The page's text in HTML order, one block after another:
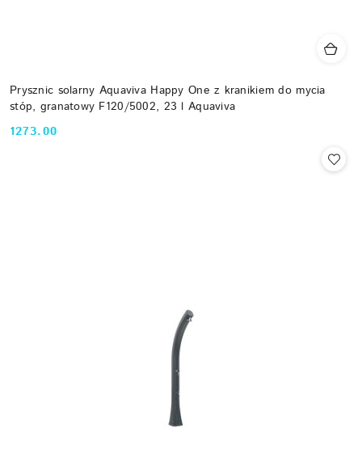
Prysznic solarny Aquaviva Happy One z kranikiem do mycia
stóp, granatowy F120/5002, 23 l Aquaviva
Cena:
1273.00